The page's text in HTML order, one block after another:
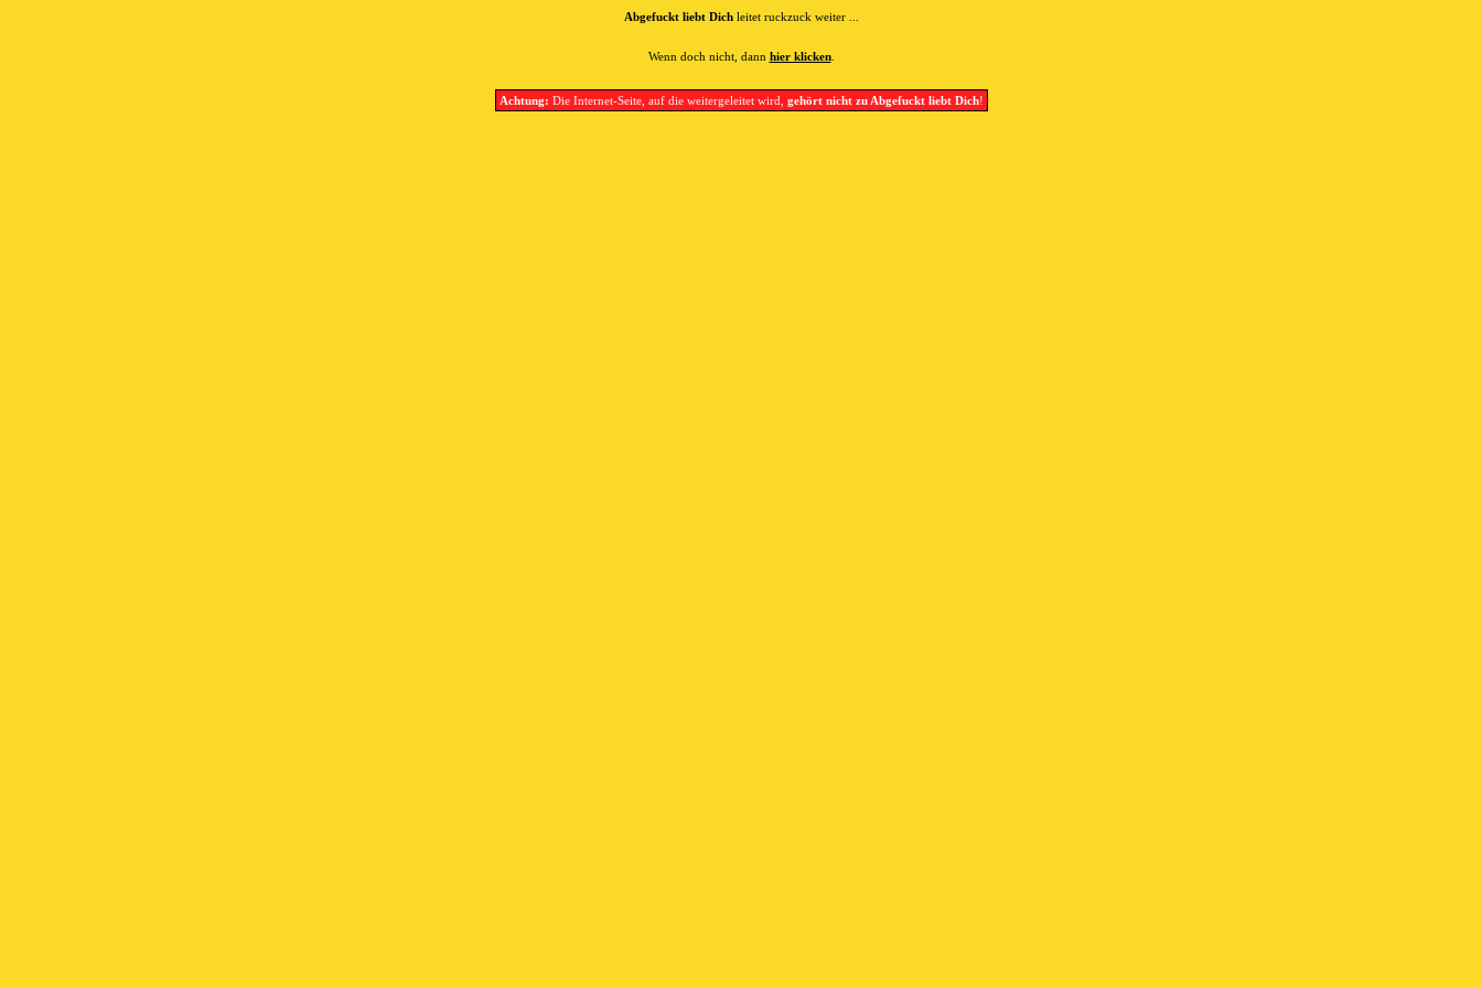
Abgefuckt liebt Dichleitet ruckzuck weiter ...
Wenn doch nicht, dann hier klicken.
Achtung: Die Internet-Seite, auf die weitergeleitet wird, gehört nicht zu Abgefuckt liebt Dich!